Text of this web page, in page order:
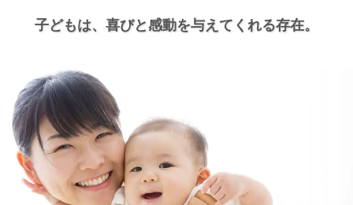
子どもは、 喜びと感動を与えてくれる存在。